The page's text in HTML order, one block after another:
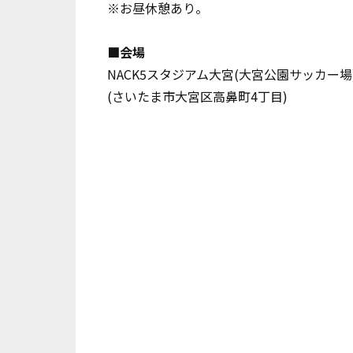
※お昼休憩あり。
■会場
NACK5スタジアム大宮(大宮公園サッカー
(さいたま市大宮区高鼻町4丁目)